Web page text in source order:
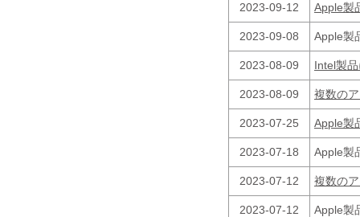
2023-09-12 Apple製
2023-09-08 Apple製
2023-08-09 Intel製
2023-08-09 複数の
2023-07-25 Apple製
2023-07-18 Apple製
2023-07-12 複数の
2023-07-12 Apple製